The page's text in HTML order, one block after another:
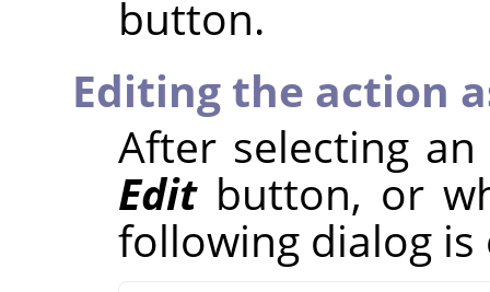
button.
Editing the action
After selecting
Editbutton, or
following dialog is